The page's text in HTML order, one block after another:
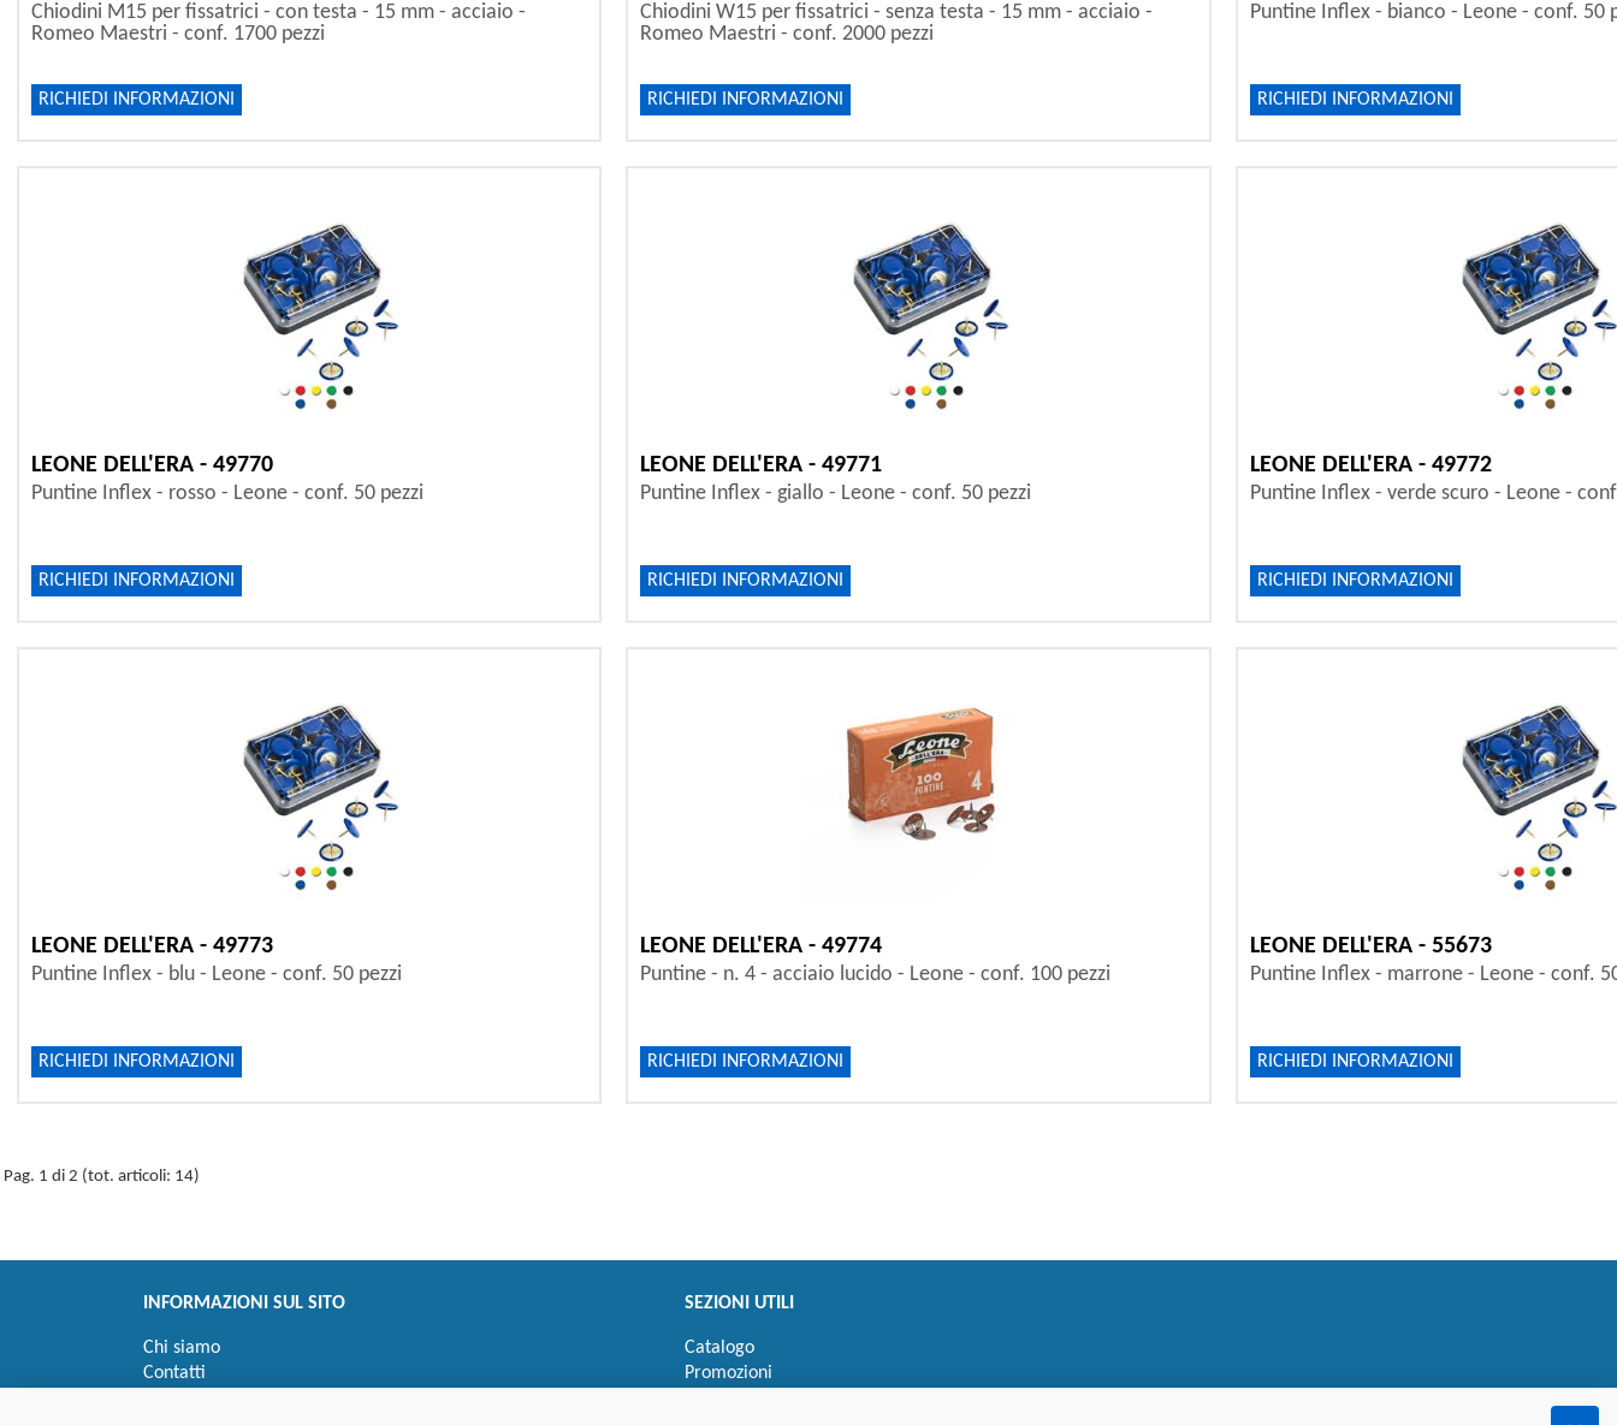
Chiodini M15 per fissatrici - con testa - 15 mm - acciaio -
Romeo Maestri - conf. 1700 pezzi
RICHIEDI INFORMAZIONI
Chiodini W15 per fissatrici - senza testa - 15 mm - acciaio -
Romeo Maestri - conf. 2000 pezzi
RICHIEDI INFORMAZIONI
Puntine Inflex - bianco - Leone - conf. 50
RICHIEDI INFORMAZIONI
LEONE DELL'ERA - 49770
Puntine Inflex - rosso - Leone - conf. 50 pezzi
RICHIEDI INFORMAZIONI
LEONE DELL'ERA - 49771
Puntine Inflex - giallo - Leone - conf. 50 pezzi
RICHIEDI INFORMAZIONI
LEONE DELL'ERA - 49772
Puntine Inflex - verde scuro - Leone -
RICHIEDI INFORMAZIONI
LEONE DELL'ERA - 49773
Puntine Inflex - blu - Leone - conf. 50 pezzi
RICHIEDI INFORMAZIONI
LEONE DELL'ERA - 49774
Puntine - n. 4 - acciaio lucido - Leone - conf. 100 pezzi
RICHIEDI INFORMAZIONI
LEONE DELL'ERA - 55673
Puntine Inflex - marrone - Leone - conf.
RICHIEDI INFORMAZIONI
Pag. 1 di 2 (tot. articoli: 14)
INFORMAZIONI SUL SITO
Chi siamo
Contatti
SEZIONI UTILI
Catalogo
Promozioni